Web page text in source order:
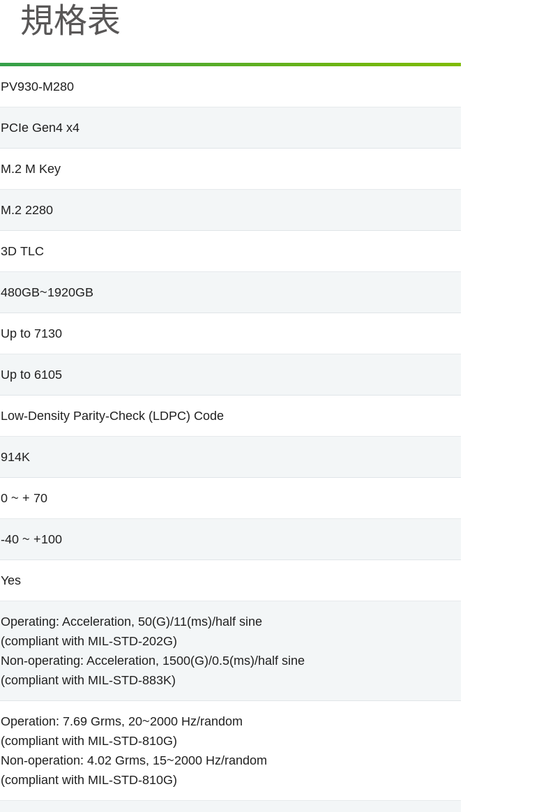
規格表
PV930-M280
PCIe Gen4 x4
M.2 M Key
M.2 2280
3D TLC
480GB~1920GB
Up to 7130
Up to 6105
Low-Density Parity-Check (LDPC) Code
914K
0 ~ + 70
-40 ~ +100
Yes
Operating: Acceleration, 50(G)/11(ms)/half sine
(compliant with MIL-STD-202G)
Non-operating: Acceleration, 1500(G)/0.5(ms)/half sine
(compliant with MIL-STD-883K)
Operation: 7.69 Grms, 20~2000 Hz/random
(compliant with MIL-STD-810G)
Non-operation: 4.02 Grms, 15~2000 Hz/random
(compliant with MIL-STD-810G)